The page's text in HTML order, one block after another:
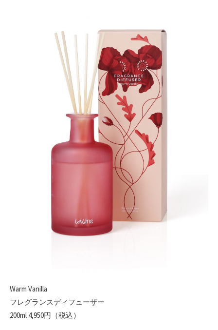
Warm Vanilla
フレグランスディフューザー
200ml 4,950円（税込）